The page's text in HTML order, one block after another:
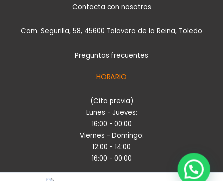
Contacta con nosotros
Cam. Segurilla, 58, 45600 Talavera de la Reina, Toledo
Preguntas frecuentes
HORARIO
(Cita previa)
Lunes - Jueves:
16:00 - 00:00
Viernes - Domingo:
12:00 - 14:00
16:00 - 00:00